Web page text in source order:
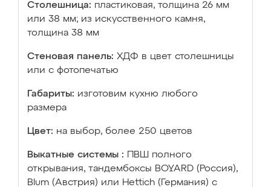
Столешница: пластиковая, толщина 26 мм
или 38 мм; из искусственного камня,
толщина 38 мм
Стеновая панель: ХДФ в цвет столешницы
или с фотопечатью
Габариты: изготовим кухню любого
размера
Цвет: на выбор, более 250 цветов
Выкатные системы :
ПВШ полного
открывания, тандембоксы BOYARD (Россия),
Blum (Австрия) или Hettich (Германия) с